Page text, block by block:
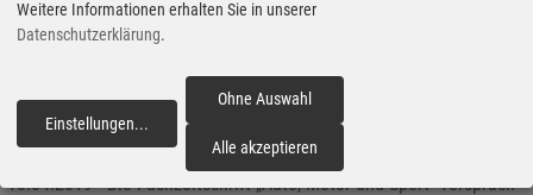
Basis einer Softail von Christoph „Chicken“ Repp, Chef von Harley-
Davidson Würzburg Village und seinem Team.
Abends im VW-Museum: Blick zurück auf das Auto von Morgen
18.04.2019 - Die Fachzeitschrift „Auto, Motor und Sport“ versprach
Weitere Informationen erhalten Sie in unserer
Datenschutzerklärung.
Einstellungen...
Ohne Auswahl
Alle akzeptieren